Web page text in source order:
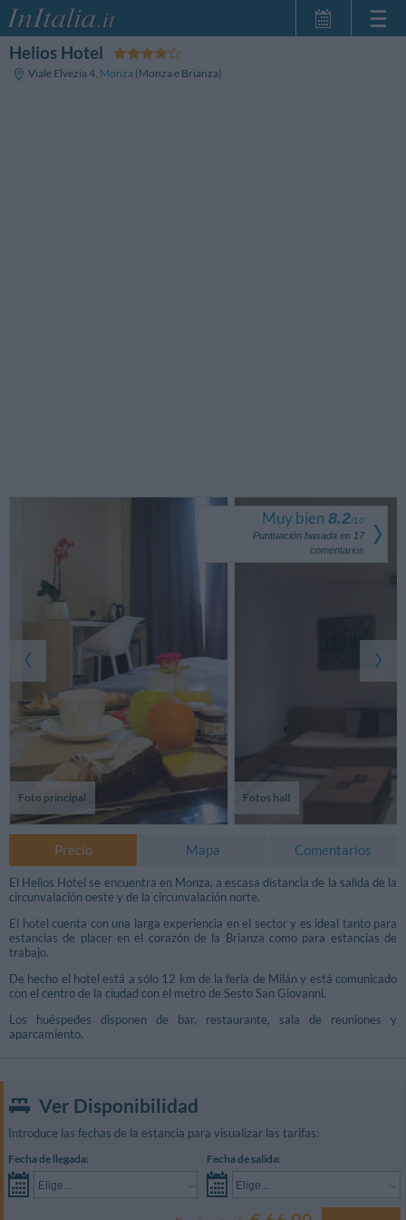
Helios Hotel
Viale Elvezia 4, Monza (Monza e Brianza)
Foto principal Fotos hall
Muy bien 8.2/10
Puntuación basada en 17
comentarios
Precio Mapa Comentarios
El Helios Hotel se encuentra en Monza, a escasa distancia de la salida de la
circunvalación oeste y de la circunvalación norte.
El hotel cuenta con una larga experiencia en el sector y es ideal tanto para
estancias de placer en el corazón de la Brianza como para estancias de
trabajo.
De hecho el hotel está a sólo 12 km de la feria de Milán y está comunicado
con el centro de la ciudad con el metro de Sesto San Giovanni.
Los huéspedes disponen de bar, restaurante, sala de reuniones y
aparcamiento.
Ver Disponibilidad
Introduce las fechas de la estancia para visualizar las tarifas:
Fecha de llegada:
Elige...
Fecha de salida:
Elige...